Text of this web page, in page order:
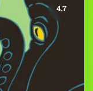
4.7